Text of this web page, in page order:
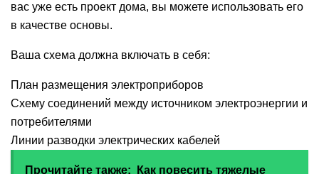
вас уже есть проект дома, вы можете использовать его
в качестве основы.
Ваша схема должна включать в себя:
План размещения электроприборов
Схему соединений между источником электроэнергии и
потребителями
Линии разводки электрических кабелей
Прочитайте также:
Как повесить тяжелые